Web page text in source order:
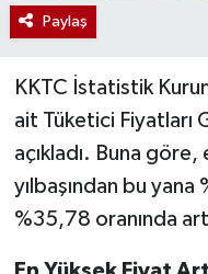
Paylaş
KKTC İstatistik
ait Tüketici Fiyatları
açıkladı. Buna
yılbaşından bu yana
%35,78 oranında